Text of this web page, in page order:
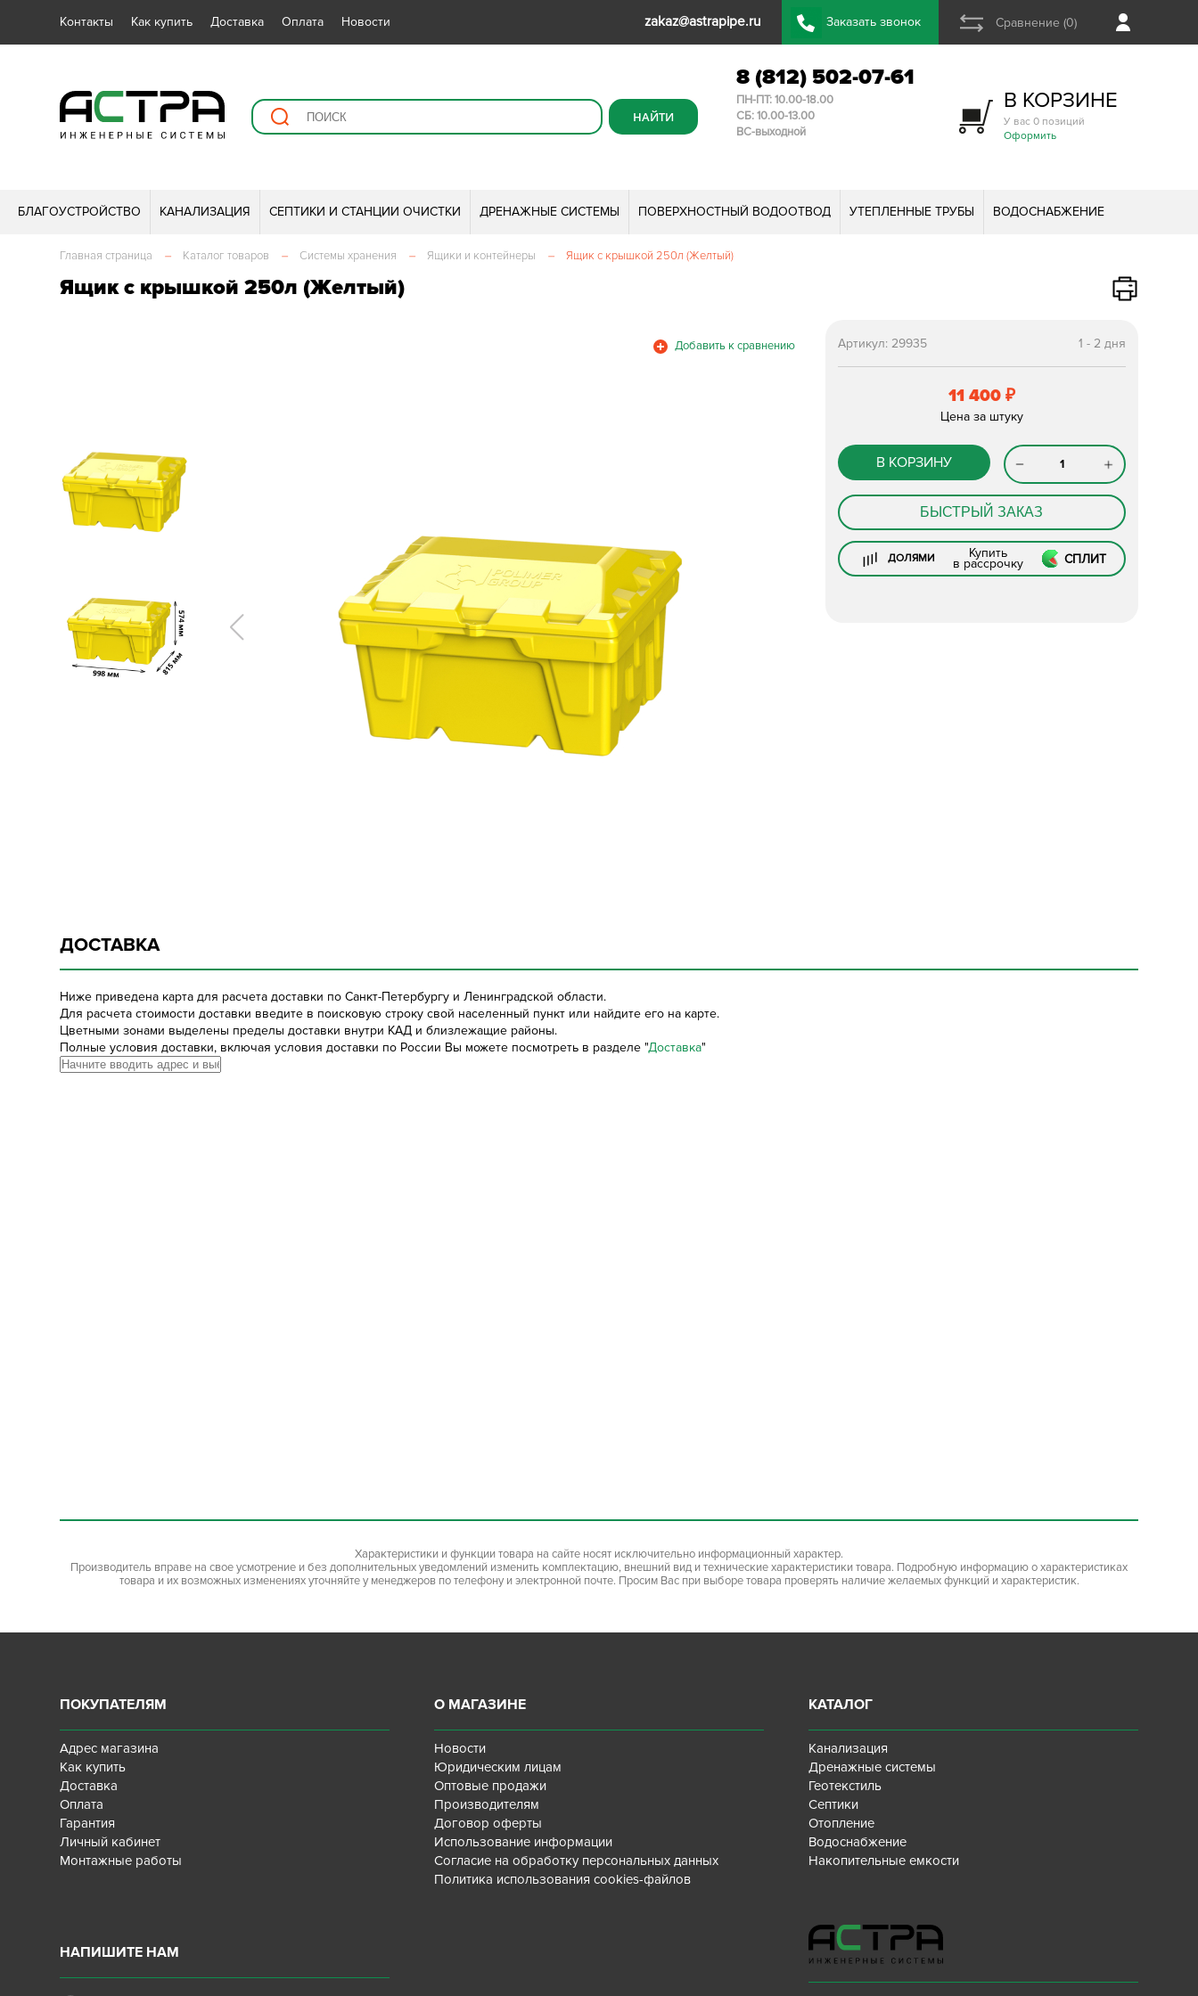
Контакты Как купить Доставка Оплата Новости zakaz@astrapipe.ru Заказать звонок Сравнение (0)
8 (812) 502-07-61
ПН-ПТ: 10.00-18.00
СБ: 10.00-13.00
ВС-выходной
В КОРЗИНЕ
У вас 0 позиций
Оформить
БЛАГОУСТРОЙСТВО КАНАЛИЗАЦИЯ СЕПТИКИ И СТАНЦИИ ОЧИСТКИ ДРЕНАЖНЫЕ СИСТЕМЫ ПОВЕРХНОСТНЫЙ ВОДООТВОД УТЕПЛЕННЫЕ ТРУБЫ ВОДОСНАБЖЕНИЕ
Главная страница – Каталог товаров – Системы хранения – Ящики и контейнеры – Ящик с крышкой 250л (Желтый)
Ящик с крышкой 250л (Желтый)
1 - 2 дня
Артикул:29935
11 400 ₽
Цена за штуку
В КОРЗИНУ
БЫСТРЫЙ ЗАКАЗ
ДОЛЯМИ Купить
в рассрочку СПЛИТ
ДОСТАВКА
Ниже приведена карта для расчета доставки по Санкт-Петербургу и Ленинградской области.
Для расчета стоимости доставки введите в поисковую строку свой населенный пункт или найдите его на карте.
Цветными зонами выделены пределы доставки внутри КАД и близлежащие районы.
Полные условия доставки, включая условия доставки по России Вы можете посмотреть в разделе "Доставка"
Характеристики и функции товара на сайте носят исключительно информационный характер.
Производитель вправе на свое усмотрение и без дополнительных уведомлений изменить комплектацию, внешний вид и технические характеристики товара. Подробную информацию о характеристиках
товара и их возможных изменениях уточняйте у менеджеров по телефону и электронной почте. Просим Вас при выборе товара проверять наличие желаемых функций и характеристик.
ПОКУПАТЕЛЯМ
Адрес магазина
Как купить
Доставка
Оплата
Гарантия
Личный кабинет
Монтажные работы
О МАГАЗИНЕ
Новости
Юридическим лицам
Оптовые продажи
Производителям
Договор оферты
Использование информации
Согласие на обработку персональных данных
Политика использования cookies-файлов
КАТАЛОГ
Канализация
Дренажные системы
Геотекстиль
Септики
Отопление
Водоснабжение
Накопительные емкости
НАПИШИТЕ НАМ